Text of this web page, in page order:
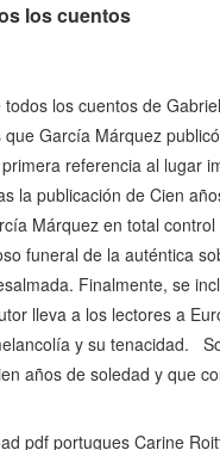
los cuentos
todos los cuentos de
García Márquez
referencia al lugar
la publicación de Cien
Márquez en total
funeral de la auténtica
Finalmente, se
lleva a los lectores a
y su tenacidad.
años de soledad y que
pdf portugues Carine